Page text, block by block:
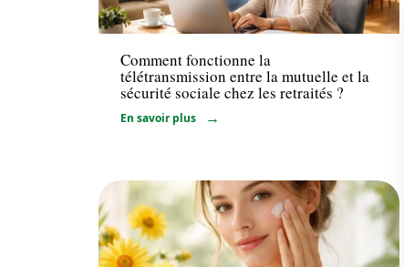
Seniors
Comment fonctionne la
télétransmission entre la mutuelle et la
sécurité sociale chez les retraités ?
En savoir plus